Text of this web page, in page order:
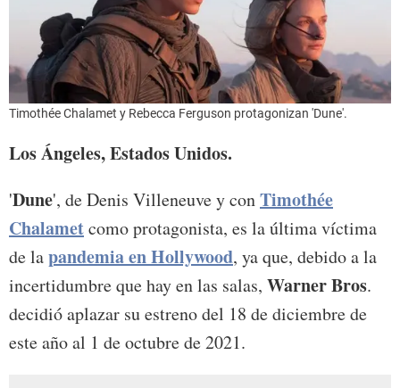
Timothée Chalamet y Rebecca Ferguson protagonizan 'Dune'.
Los Ángeles, Estados Unidos.
'Dune', de Denis Villeneuve y conTimothée
Chalametcomo protagonista, es la última víctima
de lapandemia en Hollywood, ya que, debido a la
incertidumbre que hay en las salas, Warner Bros.
decidió aplazar su estreno del 18 de diciembre de
este año al 1 de octubre de 2021.